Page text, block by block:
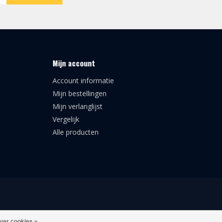
Mijn account
Account informatie
Mijn bestellingen
Mijn verlanglijst
Vergelijk
Alle producten